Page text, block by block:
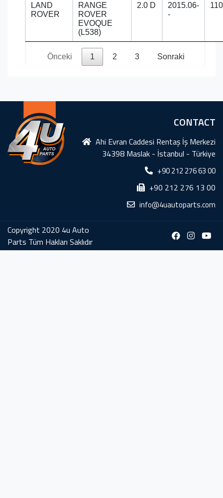
LAND
ROVER
RANGE
ROVER
EVOQUE
(L538)
2.0 D
2015.06-
-
110
Önceki 1 2 3 Sonraki
CONTACT
Ahi Evran Caddesi Rentaş İş Merkezi
34398 Maslak - İstanbul - Türkiye
+90 212 276 63 00
+90 212 276 13 00
info@4uautoparts.com
Copyright 2020 4u Auto
Parts Tüm Hakları Saklıdır